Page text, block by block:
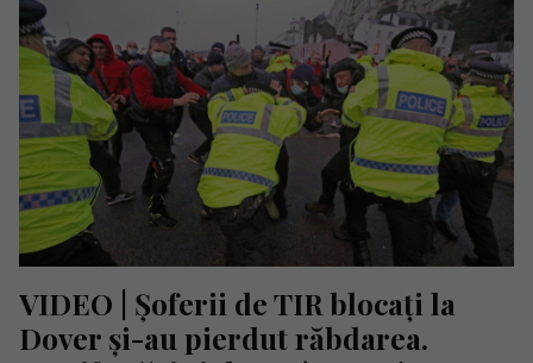
VIDEO | Șoferii de TIR blocați la
Dover și-au pierdut răbdarea.